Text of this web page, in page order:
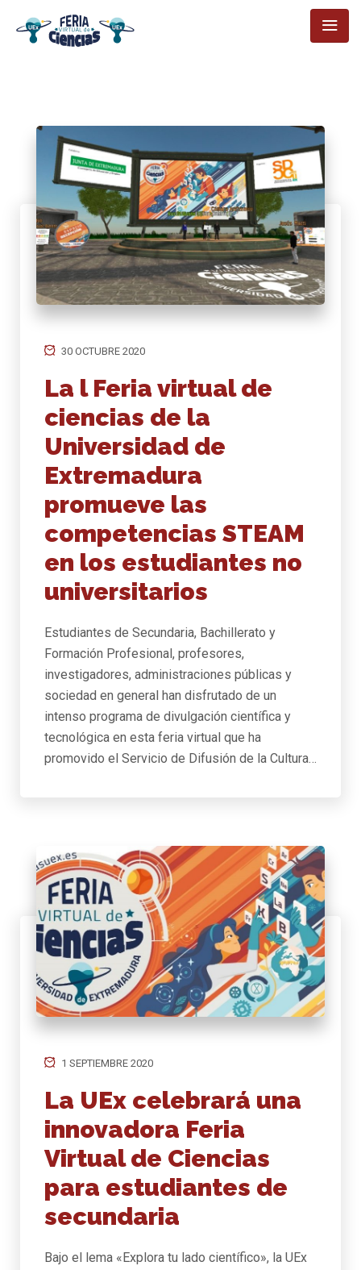
30 OCTUBRE 2020
La l Feria virtual de
ciencias de la
Universidad de
Extremadura
promueve las
competencias STEAM
en los estudiantes no
universitarios
Estudiantes de Secundaria, Bachillerato y
Formación Profesional, profesores,
investigadores, administraciones públicas y
sociedad en general han disfrutado de un
intenso programa de divulgación científica y
tecnológica en esta feria virtual que ha
promovido el Servicio de Difusión de la Cultura…
1 SEPTIEMBRE 2020
La UEx celebrará una
innovadora Feria
Virtual de Ciencias
para estudiantes de
secundaria
Bajo el lema «Explora tu lado científico», la UEx